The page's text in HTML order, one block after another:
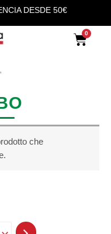
DESDE 50€
che